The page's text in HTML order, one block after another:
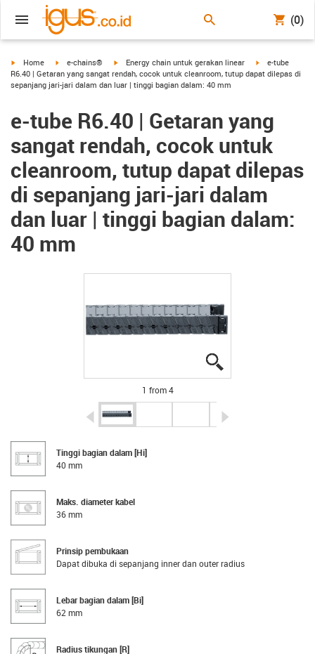
(0)
igus-icon-arrow-right
Home igus-icon-arrow-right
e-chains® igus-icon-arrow-right
Energy chain untuk gerakan linear igus-icon-
e-tube
R6.40 | Getaran yang sangat rendah, cocok untuk cleanroom, tutup dapat dilepas di
sepanjang jari-jari dalam dan luar | tinggi bagian dalam: 40 mm
e-tube R6.40 | Getaran yang
sangat rendah, cocok untuk
cleanroom, tutup dapat dilepas
di sepanjang jari-jari dalam
dan luar | tinggi bagian dalam:
40 mm
1 from 4
igus-icon-arrow-left
Tinggi bagian dalam [Hi]
40 mm
Maks. diameter kabel
36 mm
Prinsip pembukaan
Dapat dibuka di sepanjang inner dan outer radius
Lebar bagian dalam [Bi]
62 mm
Radius tikungan [R]